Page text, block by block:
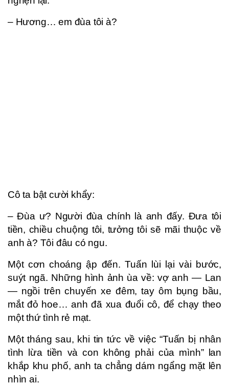
– Hương… em đùa tôi à?
Cô ta bật cười khẩy:
– Đùa ư? Người đùa chính là anh đấy. Đưa tôi
tiền, chiều chuộng tôi, tưởng tôi sẽ mãi thuộc về
anh à? Tôi đâu có ngu.
Một cơn choáng ập đến. Tuấn lùi lại vài bước,
suýt ngã. Những hình ảnh ùa về: vợ anh — Lan
— ngồi trên chuyến xe đêm, tay ôm bụng bầu,
mắt đỏ hoe… anh đã xua đuổi cô, để chạy theo
một thứ tình rẻ mạt.
Một tháng sau, khi tin tức về việc “Tuấn bị nhân
tình lừa tiền và con không phải của mình” lan
khắp khu phố, anh ta chẳng dám ngẩng mặt lên
nhìn ai.